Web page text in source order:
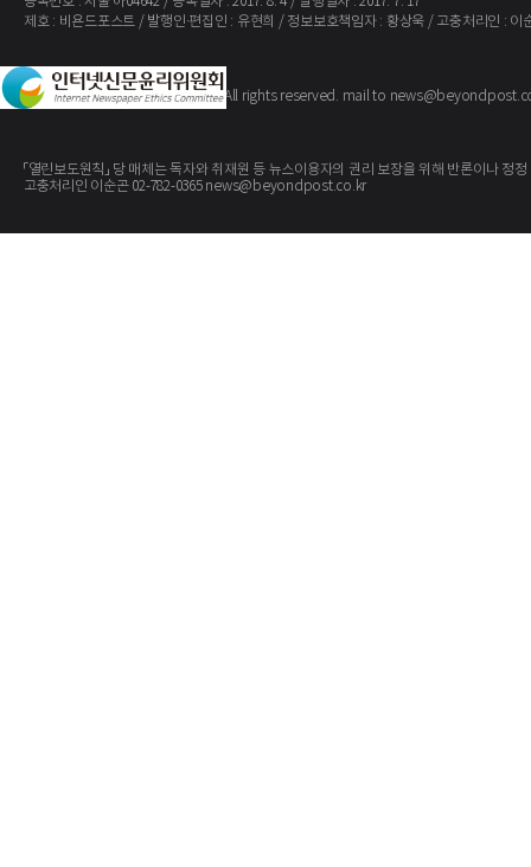
제호 : 비욘드포스트 / 발행인·편집인 : 유현희 / 정보보호책임자 : 황상욱 / 고충처리인 : 이
Copyright ©The BeyondPost. All rights reserved. mail to
「열린보도원칙」 당 매체는 독자와 취재원 등 뉴스이용자의 권리 보장을 위해 반론이나
고충처리인 이순곤 02-782-0365 news@beyondpost.co.kr